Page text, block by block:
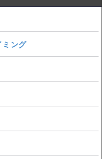
ミング